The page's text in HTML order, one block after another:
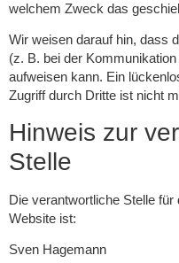
welchem Zweck das
Wir weisen darauf hin, dass
(z. B. bei der
aufweisen kann. Ein
Zugriff durch Dritte ist nicht
Hinweis zur
Stelle
Die verantwortliche Stelle
Website ist:
Sven Hagemann